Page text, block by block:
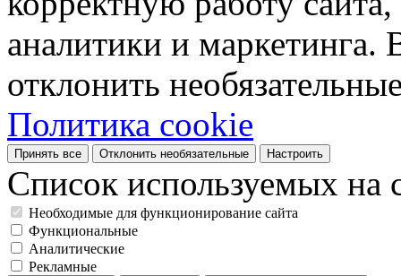
аналитики и
отклонить
Политика cookie
Принять все Отклонить необязательные Настроить
Список используемых на
Необходимые для функционирование сайта
Функциональные
Аналитические
Рекламные